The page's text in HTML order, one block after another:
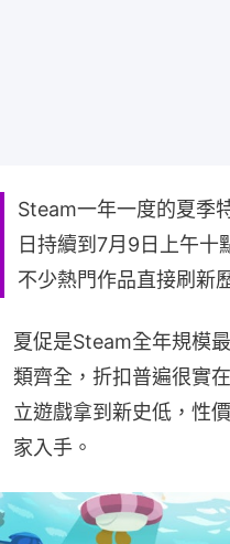
Steam一年一度的夏季
日持續到7月9日上午十
不少熱門作品直接刷新
夏促是Steam全年規模
類齊全，折扣普遍很實
立遊戲拿到新史低，性
家入手。